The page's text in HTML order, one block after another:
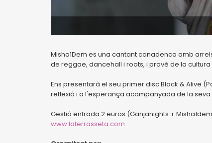
Misha1Dem es una cantant canadenca amb
de reggae, dancehall i roots, i prové de la
Ens presentarà el seu primer disc Black & Alive
reflexió i a l'esperança acompanyada de la
Gestió entrada 2 euros (Ganjanights +
www.laterrasseta.com